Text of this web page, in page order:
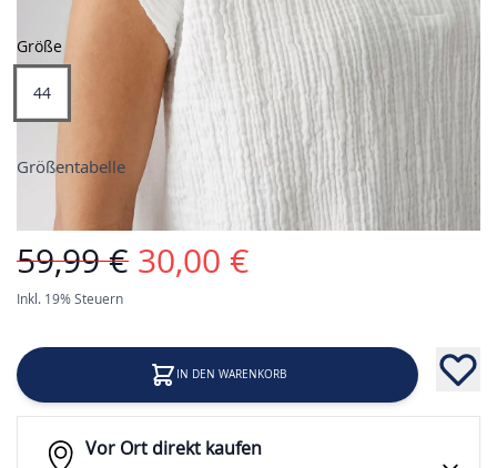
Größe
44
Größentabelle
59,99 € 30,00 €
Inkl. 19% Steuern
IN DEN WARENKORB
Vor Ort direkt kaufen